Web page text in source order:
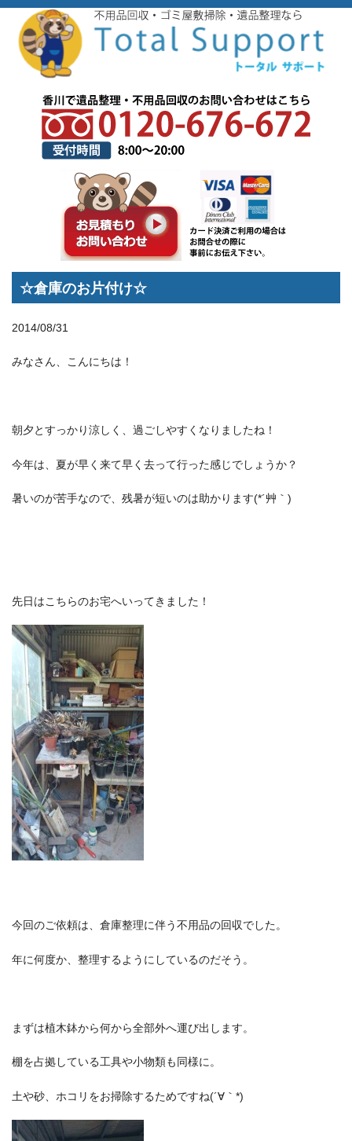
トップページ スタッフブログ
☆倉庫のお片付け☆
2014/08/31
みなさん、こんにちは！
朝夕とすっかり涼しく、過ごしやすくなりましたね！
今年は、夏が早く来て早く去って行った感じでしょうか？
暑いのが苦手なので、残暑が短いのは助かります(*´艸｀)
先日はこちらのお宅へいってきました！
今回のご依頼は、倉庫整理に伴う不用品の回収でした。
年に何度か、整理するようにしているのだそう。
まずは植木鉢から何から全部外へ運び出します。
棚を占拠している工具や小物類も同様に。
土や砂、ホコリをお掃除するためですね(´∀｀*)